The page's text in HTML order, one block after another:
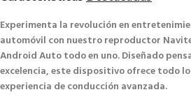
Experimenta la revolución en
automóvil con nuestro reproductor
Android Auto todo en uno. Diseñado
excelencia, este dispositivo ofrece todo
experiencia de conducción avanzada.